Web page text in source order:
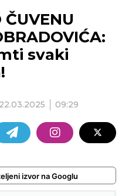
ČUVENU
svaki
22.03.2025 09:29
izvor na Googlu